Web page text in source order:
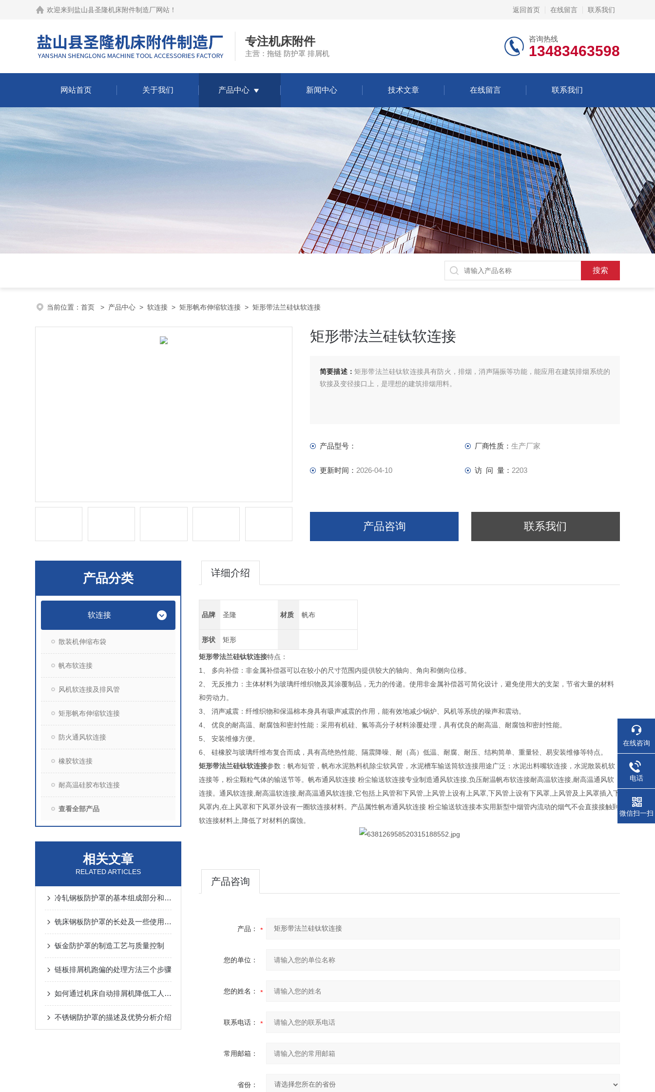
欢迎来到 盐山县圣隆机床附件制造厂网站 ！ 返回首页 在线留言 联系我们
专注机床附件
主营：拖链 防护罩 排屑机
咨询热线
13483463598
网站首页 关于我们 产品中心 新闻中心 技术文章 在线留言 联系我们
当前位置： 首页 > 产品中心 > 软连接 > 矩形帆布伸缩软连接 > 矩形带法兰硅钛软连接
矩形带法兰硅钛软连接
简要描述： 矩形带法兰硅钛软连接具有防火，排烟，消声隔振等功能，能应用在建筑排烟系统的
软接及变径接口上，是理想的建筑排烟用料。
产品型号： 厂商性质： 生产厂家
更新时间： 2026-04-10 访 问 量： 2203
产品咨询 联系我们
产品分类
软连接
散装机伸缩布袋
帆布软连接
风机软连接及排风管
矩形帆布伸缩软连接
防火通风软连接
橡胶软连接
耐高温硅胶布软连接
查看全部产品
相关文章
RELATED ARTICLES
冷轧钢板防护罩的基本组成部分和它的用处是什么
铣床钢板防护罩的长处及一些使用小常识
钣金防护罩的制造工艺与质量控制
链板排屑机跑偏的处理方法三个步骤
如何通过机床自动排屑机降低工人劳动强度？
不锈钢防护罩的描述及优势分析介绍
详细介绍
品牌 圣隆 材质 帆布
形状 矩形
矩形带法兰硅钛软连接特点：
1、 多向补偿：非金属补偿器可以在较小的尺寸范围内提供较大的轴向、角向和侧向位移。
2、 无反推力：主体材料为玻璃纤维织物及其涂覆制品，无力的传递。使用非金属补偿器可简化设计，避免使用大的支架，节省大量的材料
和劳动力。
3、 消声减震：纤维织物和保温棉本身具有吸声减震的作用，能有效地减少锅炉、风机等系统的噪声和震动。
4、 优良的耐高温、耐腐蚀和密封性能：采用有机硅、氟等高分子材料涂覆处理，具有优良的耐高温、耐腐蚀和密封性能。
5、 安装维修方便。
6、 硅橡胶与玻璃纤维布复合而成，具有高绝热性能、隔震降噪、耐（高）低温、耐腐、耐压、结构简单、重量轻、易安装维修等特点。
矩形带法兰硅钛软连接参数：帆布短管，帆布水泥熟料机除尘软风管，水泥槽车输送筒软连接用途广泛：水泥出料嘴软连接，水泥散装机软
连接等，粉尘颗粒气体的输送节等。帆布通风软连接 粉尘输送软连接专业制造通风软连接,负压耐温帆布软连接耐高温软连接,耐高温通风软
连接。通风软连接,耐高温软连接,耐高温通风软连接,它包括上风管和下风管,上风管上设有上风罩,下风管上设有下风罩,上风管及上风罩插入下
风罩内,在上风罩和下风罩外设有一圈软连接材料。产品属性帆布通风软连接 粉尘输送软连接本实用新型中烟管内流动的烟气不会直接接触到
软连接材料上,降低了对材料的腐蚀。
产品咨询
产品：
您的单位：
您的姓名：
联系电话：
常用邮箱：
省份：
在线咨询
电话
微信扫一扫